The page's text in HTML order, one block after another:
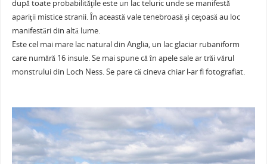
e
b
o
o
er l e
st
s
A
p
p
je
a
ză
după toate probabilităţile este un lac teluric unde se manifestă
apariţii mistice stranii. În această vale tenebroasă şi ceţoasă au loc
manifestări din altă lume.
Este cel mai mare lac natural din Anglia, un lac glaciar rubaniform
care numără 16 insule. Se mai spune că în apele sale ar trăi vărul
monstrului din Loch Ness. Se pare că cineva chiar l-ar fi fotografiat.